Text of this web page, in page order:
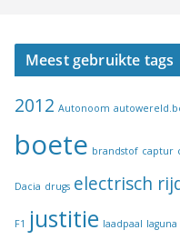
Meest gebruikte tags
2012 Autonoom
boete brandstof captur
Dacia drugs electrisch
F1 justitie laadpaal laguna